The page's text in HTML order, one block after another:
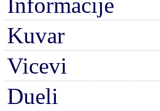
Kuvar
Vicevi
Dueli